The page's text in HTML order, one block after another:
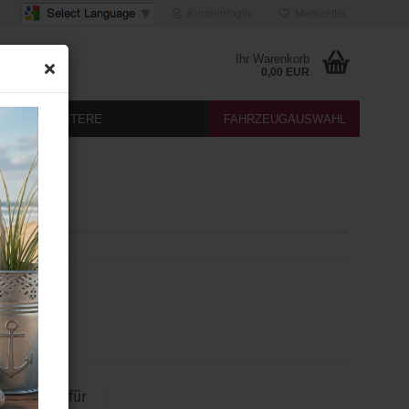
Ihr Warenkorb
0,00 EUR
FAHRZEUGAUSWAHL
WEITERE
IN MDI für